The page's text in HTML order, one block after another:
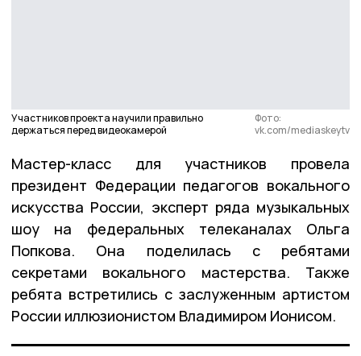
Участников проекта научили правильно
держаться перед видеокамерой
Фото:
vk.com/mediaskeytv
Мастер-класс для участников провела
президент Федерации педагогов вокального
искусства России, эксперт ряда музыкальных
шоу на федеральных телеканалах Ольга
Попкова. Она поделилась с ребятами
секретами вокального мастерства. Также
ребята встретились с заслуженным артистом
России иллюзионистом Владимиром Ионисом.